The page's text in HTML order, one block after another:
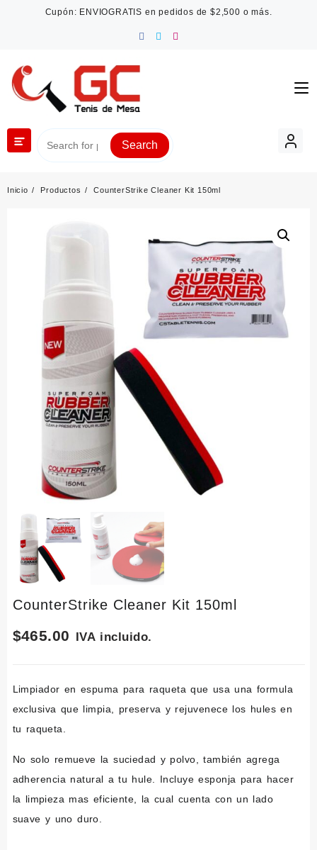
Cupón: ENVIOGRATIS en pedidos de $2,500 o más.
Search
Inicio Productos CounterStrike Cleaner Kit 150ml
CounterStrike Cleaner Kit 150ml
$465.00 IVA incluido.
Limpiador en espuma para raqueta que usa una formula
exclusiva que limpia, preserva y rejuvenece los hules en
tu raqueta.
No solo remueve la suciedad y polvo, también agrega
adherencia natural a tu hule. Incluye esponja para hacer
la limpieza mas eficiente, la cual cuenta con un lado
suave y uno duro.